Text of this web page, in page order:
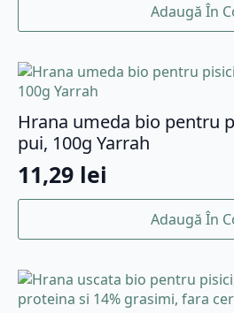
Adaugă În
Hrana umeda bio pentru
pui, 100g Yarrah
11,29 lei
Adaugă În